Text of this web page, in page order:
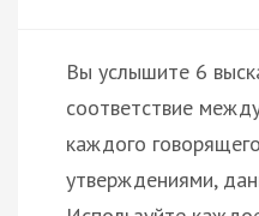
Вы услышите 6
соответствие
каждого говорящего
утверждениями,